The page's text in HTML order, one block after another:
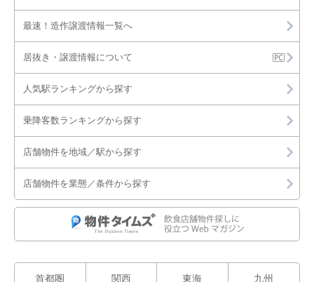
最速！造作譲渡情報一覧へ
居抜き・譲渡情報について
人気駅ランキングから探す
乗降客数ランキングから探す
店舗物件を地域／駅から探す
店舗物件を業態／条件から探す
首都圏 関西 東海 九州